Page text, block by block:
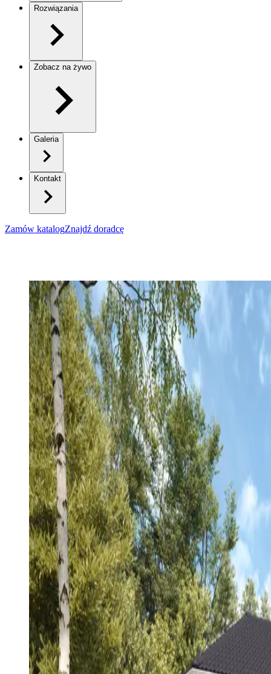
Rozwiązania
Zobacz na żywo
Galeria
Kontakt
Zamów katalogZnajdź doradcę